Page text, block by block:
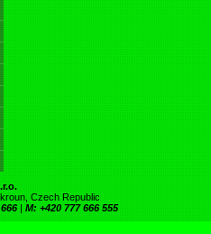
Czech Republic
| M: +420 777 666 555